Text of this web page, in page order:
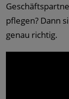
pflegen? Dann
genau richtig.